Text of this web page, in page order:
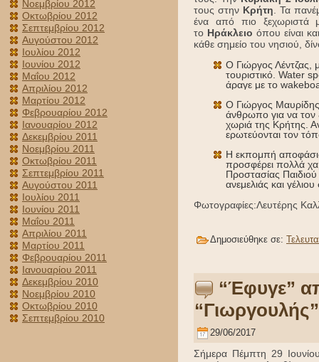
Νοεμβρίου 2012
Οκτωβρίου 2012
Σεπτεμβρίου 2012
Αυγούστου 2012
Ιουλίου 2012
Ιουνίου 2012
Μαΐου 2012
Απριλίου 2012
Μαρτίου 2012
Φεβρουαρίου 2012
Ιανουαρίου 2012
Δεκεμβρίου 2011
Νοεμβρίου 2011
Οκτωβρίου 2011
Σεπτεμβρίου 2011
Αυγούστου 2011
Ιουλίου 2011
Ιουνίου 2011
Μαΐου 2011
Απριλίου 2011
Μαρτίου 2011
Φεβρουαρίου 2011
Ιανουαρίου 2011
Δεκεμβρίου 2010
Νοεμβρίου 2010
Οκτωβρίου 2010
Σεπτεμβρίου 2010
τους στην Κρήτη . Τα
ένα από πιο ξεχωριστά
το Ηράκλειο όπου είναι
κάθε σημείο του νησιού,
Ο Γιώργος Λέντζας,
τουριστικό. Water
άραγε με το
Ο Γιώργος Μαυρίδης,
άνθρωπο για να τον
χωριά της Κρήτης.
ερωτεύονται τον
Η εκπομπή
προσφέρει πολλά
Προστασίας
ανεμελιάς και
Φωτογραφίες:Λευτέρης
Δημοσιεύθηκε σε:
“Έφυγε”
29/06/2017
Σήμερα Πέμπτη 29